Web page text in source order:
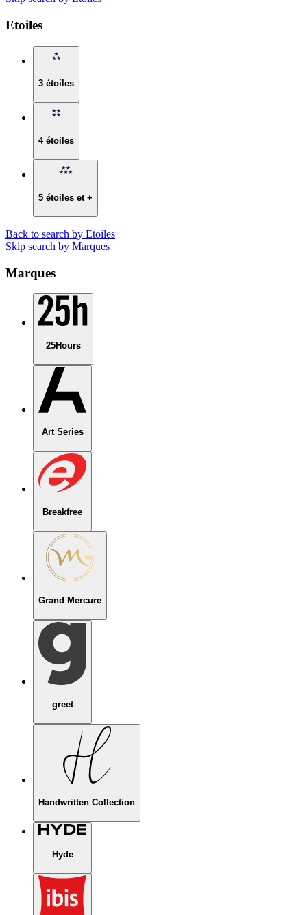
Etoiles
3 étoiles
4 étoiles
5 étoiles et +
Back to search by Etoiles
Skip search by Marques
Marques
25Hours
Art Series
Breakfree
Grand Mercure
greet
Handwritten Collection
Hyde